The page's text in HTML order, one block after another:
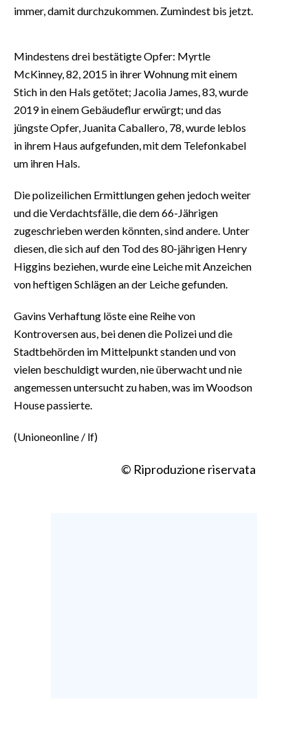
SPIAGGE
STORE
immer, damit durchzukommen. Zumindest bis jetzt.
Mindestens drei bestätigte Opfer: Myrtle
McKinney, 82, 2015 in ihrer Wohnung mit einem
Stich in den Hals getötet; Jacolia James, 83, wurde
2019 in einem Gebäudeflur erwürgt; und das
jüngste Opfer, Juanita Caballero, 78, wurde leblos
in ihrem Haus aufgefunden, mit dem Telefonkabel
um ihren Hals.
Die polizeilichen Ermittlungen gehen jedoch weiter
und die Verdachtsfälle, die dem 66-Jährigen
zugeschrieben werden könnten, sind andere. Unter
diesen, die sich auf den Tod des 80-jährigen Henry
Higgins beziehen, wurde eine Leiche mit Anzeichen
von heftigen Schlägen an der Leiche gefunden.
Gavins Verhaftung löste eine Reihe von
Kontroversen aus, bei denen die Polizei und die
Stadtbehörden im Mittelpunkt standen und von
vielen beschuldigt wurden, nie überwacht und nie
angemessen untersucht zu haben, was im Woodson
House passierte.
(Unioneonline / lf)
© Riproduzione riservata